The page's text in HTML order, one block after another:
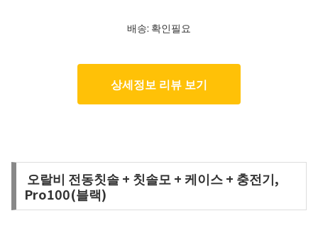
배송: 확인필요
상세정보 리뷰 보기
오랄비 전동칫솔 + 칫솔모 + 케이스 + 충전기,
Pro100(블랙)